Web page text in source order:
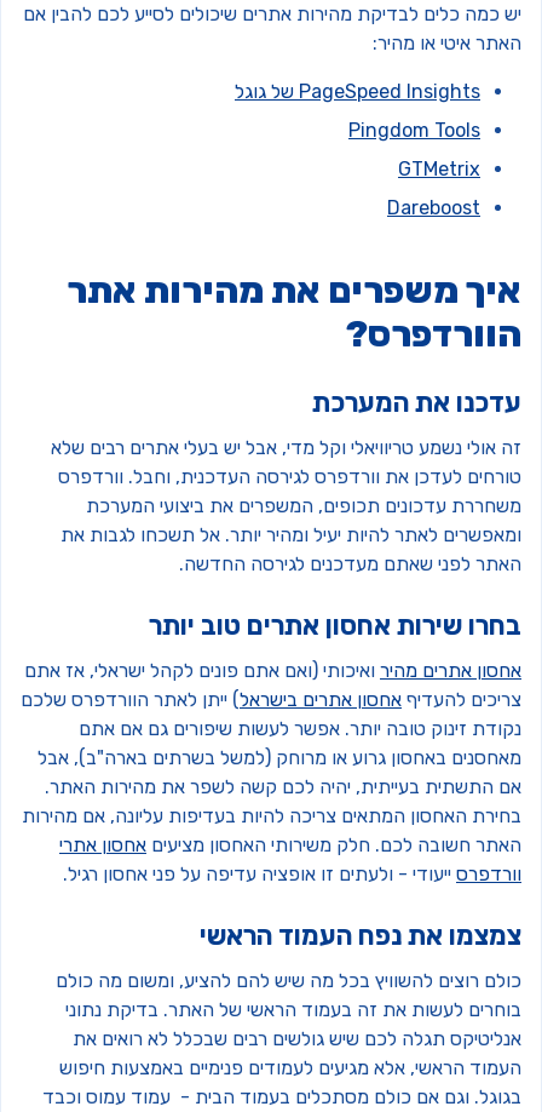
כמה כלים לבדיקת מהירות אתרים שיכולים לסייע לכם להבין אם
איטי או מהיר:
PageSpeed Insights של גוגל
Pingdom Tools
GTMetrix
Dareboost
משפרים את מהירות אתר
את המערכת
אולי נשמע טריוויאלי וקל מדי, אבל יש בעלי אתרים רבים שלא
לעדכן את וורדפרס לגירסה העדכנית, וחבל. וורדפרס
עדכונים תכופים, המשפרים את ביצועי המערכת
לאתר להיות יעיל ומהיר יותר. אל תשכחו לגבות את
לפני שאתם מעדכנים לגירסה החדשה.
שירות אחסון אתרים טוב יותר
אתרים מהירואיכותי (ואם אתם פונים לקהל ישראלי, אז אתם
להעדיףאחסון אתרים בישראל) ייתן לאתר הוורדפרס שלכם
זינוק טובה יותר. אפשר לעשות שיפורים גם אם אתם
באחסון גרוע או מרוחק (למשל בשרתים בארה"ב), אבל
התשתית בעייתית, יהיה לכם קשה לשפר את מהירות האתר.
האחסון המתאים צריכה להיות בעדיפות עליונה, אם מהירות
חשובה לכם. חלק משירותי האחסון מציעיםאחסון אתרי
ייעודי - ולעתים זו אופציה עדיפה על פני אחסון רגיל.
את נפח העמוד הראשי
רוצים להשוויץ בכל מה שיש להם להציע, ומשום מה כולם
לעשות את זה בעמוד הראשי של האתר. בדיקת נתוני
תגלה לכם שיש גולשים רבים שבכלל לא רואים את
הראשי, אלא מגיעים לעמודים פנימיים באמצעות חיפוש
וגם אם כולם מסתכלים בעמוד הבית - עמוד עמוס וכבד